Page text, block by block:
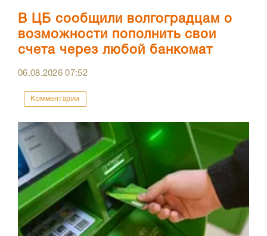
В ЦБ сообщили волгоградцам о
возможности пополнить свои
счета через любой банкомат
06.08.202607:52
Комментарии